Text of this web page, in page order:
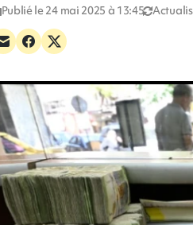
Publié le 24 mai 2025 à 13:45